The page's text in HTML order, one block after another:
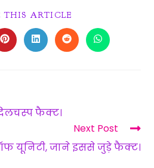
THIS ARTICLE
फैक्‍ट।
Next Post
यूनिटी, जाने इससे जुड़े फैक्‍ट।